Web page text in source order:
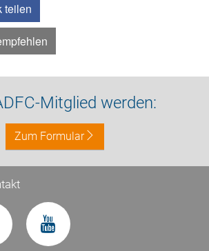
teilen
Mitglied werden:
Zum Formular